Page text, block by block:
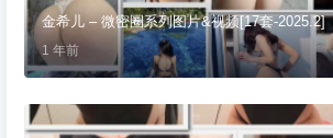
金希儿 – 微密圈系列图片&视频[17套-2025.2]
1 年前